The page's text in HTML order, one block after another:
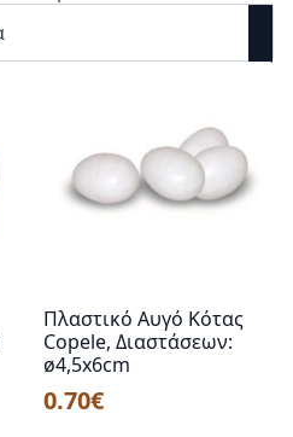
(1)
(1)
Πλαστικό Αυγό Κότας
Copele, Διαστάσεων:
ø4,5x6cm
0.70€